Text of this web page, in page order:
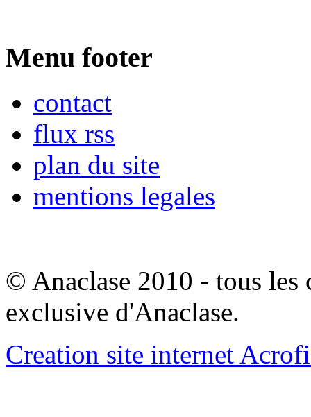
Menu footer
contact
flux rss
plan du site
mentions legales
© Anaclase 2010 - tous les
exclusive d'Anaclase.
Creation site internet